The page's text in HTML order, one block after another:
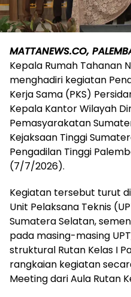
MATTANEWS.CO,
Kepala Rumah Tahanan
menghadiri kegiatan
Kerja Sama (PKS)
Kepala Kantor Wilayah
Pemasyarakatan
Kejaksaan Tinggi
Pengadilan Tinggi
(7/7/2026).
Kegiatan tersebut turut
Unit Pelaksana Teknis
Sumatera Selatan,
pada masing-masing
struktural Rutan Kelas I
rangkaian kegiatan
Meeting dari Aula Rutan